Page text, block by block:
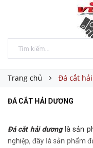
Trang chủ Đá cắt
ĐÁ CẮT HẢI DƯƠNG
Đá cắt hải dươnglà sản
nghiệp, đây là sản phẩm